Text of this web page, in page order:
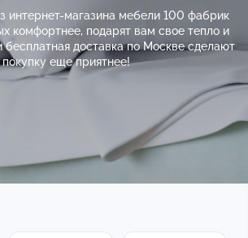
интернет-магазина мебели 100 фабрик
комфортнее, подарят вам свое тепло и
бесплатная доставка по Москве сделают
покупку еще приятнее!